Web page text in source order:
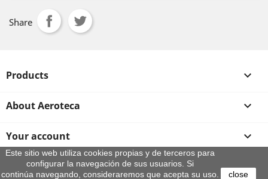
Share
Products 
About Aeroteca 
Your account 
Store information
Este sitio web utiliza cookies propias y de terceros para
configurar la navegación de sus usuarios. Si
continúa navegando, consideraremos que acepta su uso.
close